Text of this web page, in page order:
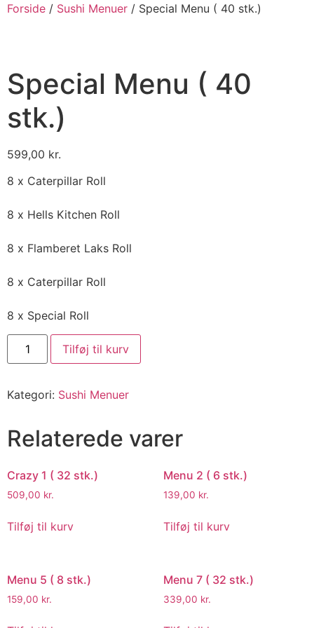
Forside / Sushi Menuer / Special Menu ( 40 stk.)
Special Menu ( 40
stk.)
599,00 kr.
8 x Caterpillar Roll
8 x Hells Kitchen Roll
8 x Flamberet Laks Roll
8 x Caterpillar Roll
8 x Special Roll
Tilføj til kurv
Kategori: Sushi Menuer
Relaterede varer
Crazy 1 ( 32 stk.)
509,00 kr.
Tilføj til kurv
Menu 2 ( 6 stk.)
139,00 kr.
Tilføj til kurv
Menu 5 ( 8 stk.)
159,00 kr.
Menu 7 ( 32 stk.)
339,00 kr.